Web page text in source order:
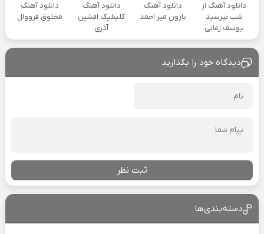
دانلود آهنگ از
شب بپرسید
یوسف زمانی
دانلود آهنگ
بارون میر احمد
دانلود آهنگ
گلینلیک افشین
آذری
دانلود آهنگ
مخلوق فرووال
دیدگاه خود را بگذارید
ثبت نظر
دسته‌بندی‌ها